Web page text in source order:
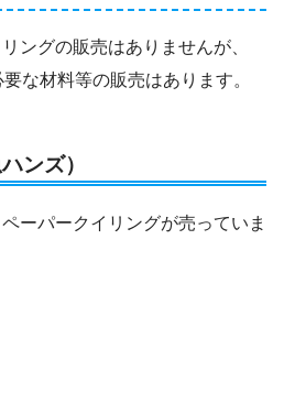
ングの販売はありませんが、
な材料等の販売はあります。
ンズ）
ーパークイリングが売っていま